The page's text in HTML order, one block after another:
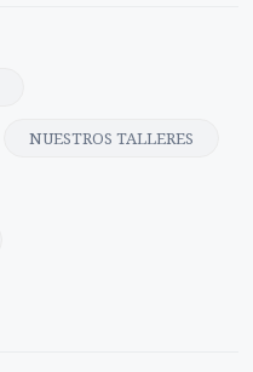
NUESTROS TALLERES